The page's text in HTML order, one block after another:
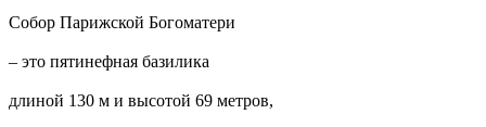
Собор Парижской Богоматери
– это пятинефная базилика
длиной 130 м и высотой 69 метров,